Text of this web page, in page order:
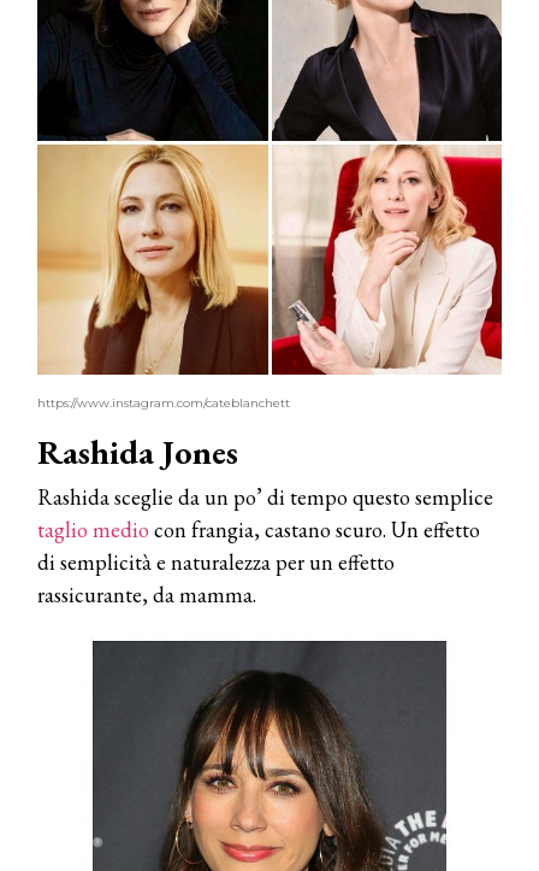
https://www.instagram.com/cateblanchett
Rashida Jones
Rashida sceglie da un po’ di tempo questo semplice
taglio medio con frangia, castano scuro. Un effetto
di semplicità e naturalezza per un effetto
rassicurante, da mamma.